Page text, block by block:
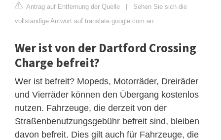
Antrag auf Entfernung der Quelle | Sehen Sie sich die
vollständige Antwort auf translate.google.com an
Wer ist von der Dartford Crossing
Charge befreit?
Wer ist befreit? Mopeds, Motorräder, Dreiräder
und Vierräder können den Übergang kostenlos
nutzen. Fahrzeuge, die derzeit von der
Straßenbenutzungsgebühr befreit sind, bleiben
davon befreit. Dies gilt auch für Fahrzeuge, die